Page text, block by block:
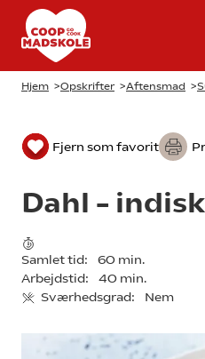
Hjem >Opskrifter >Aftensmad >
Fjern som favorit
Dahl –
Samlet tid:
60 min.
Arbejdstid:
40 min.
Sværhedsgrad:
Nem